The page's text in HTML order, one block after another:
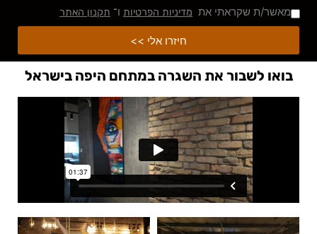
מאשר/ת שקראתי את מדיניות הפרטיות ו־ תקנון האתר
חיזרו אלי >>
בואו לשבור את השגרה במתחם היפה בישראל